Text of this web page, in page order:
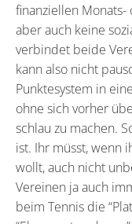
finanziellen
aber auch keine
verbindet beide
kann also nicht
Punktesystem in
ohne sich vorher
schlau zu machen.
ist. Ihr müsst, wenn
wollt, auch nicht
Vereinen ja auch
beim Tennis die